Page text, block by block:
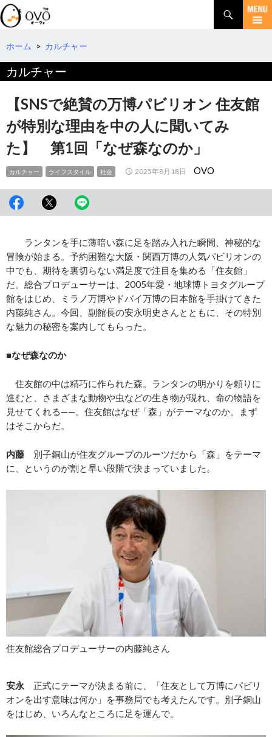
検
索
コ
テ
ツ
へ
ホーム > カルチャー
カルチャー
【SNSで絶賛の万博パビリオン 住友館
が特別な理由を中の人に聞いてみ
た】 第1回「なぜ森なのか」
カルチャー ライフスタイル 社会 2025年8月18日 OVO
ランタンを手に薄暗い森に足を踏み入れた瞬間、神秘的な
冒険が始まる。予約困難な大阪・関西万博の人気パビリオンの
中でも、期待を裏切らない満足度で注目を集める「住友館」
だ。総合プロデューサーは、2005年愛・地球博トヨタグループ
館をはじめ、ミラノ万博やドバイ万博の日本館を手掛けてきた
内藤純さん。今回、副館長の安永明史さんとともに、その特別
な魅力の秘密を案内してもらった。
■なぜ森なのか
住友館の中は精巧に作られた森。ランタンの明かりを頼りに
進むと、さまざまな動物や虫などの生き物が現れ、命の物語を
見せてくれる——。住友館はなぜ「森」がテーマなのか。まず
はそこからだ。
内藤 別子銅山が住友グループのルーツだから「森」をテーマ
に、というのが割と早い段階で決まっていました。
住友館総合プロデューサーの内藤純さん
安永 正式にテーマが決まる前に、「住友として万博にパビリ
オンを出す意味は何か」を事務局でも考えたんです。別子銅山
をはじめ、いろんなところに足を運んで。